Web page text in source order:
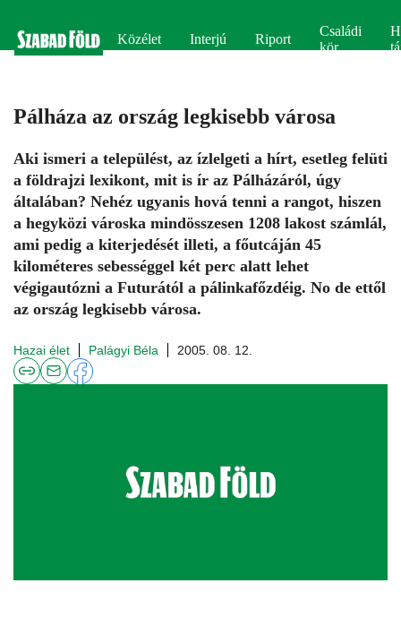
Közélet Interjú Riport
Családi
kör
Pálháza az ország legkisebb városa
Aki ismeri a települést, az ízlelgeti a hírt, esetleg felüti
a földrajzi lexikont, mit is ír az Pálházáról, úgy
általában? Nehéz ugyanis hová tenni a rangot, hiszen
a hegyközi városka mindösszesen 1208 lakost számlál,
ami pedig a kiterjedését illeti, a főutcáján 45
kilométeres sebességgel két perc alatt lehet
végigautózni a Futurától a pálinkafőzdéig. No de ettől
az ország legkisebb városa.
Hazai élet Palágyi Béla 2005. 08. 12.